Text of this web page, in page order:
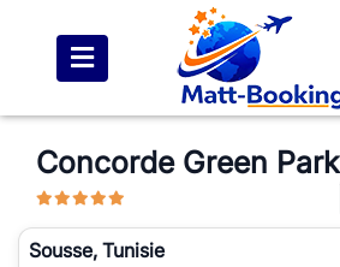
Concorde Green Park
Sousse, Tunisie